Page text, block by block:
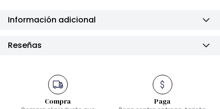
Información adicional
Reseñas
Compra Paga